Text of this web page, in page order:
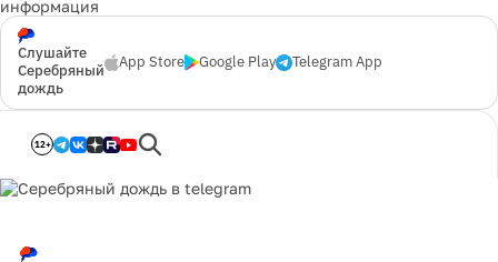
информация
Слушайте
Серебряный
дождь
App Store Google Play Telegram App
12+